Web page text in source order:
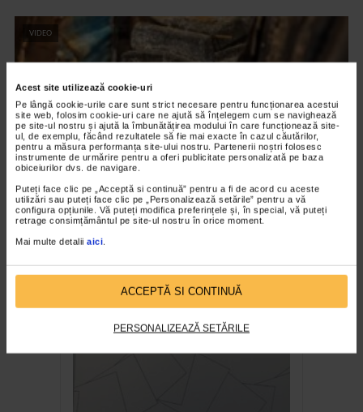
Acest site utilizează cookie-uri
Pe lângă cookie-urile care sunt strict necesare pentru funcționarea acestui
site web, folosim cookie-uri care ne ajută să înțelegem cum se navighează
pe site-ul nostru și ajută la îmbunătățirea modului în care funcționează site-
ul, de exemplu, făcând rezultatele să fie mai exacte în cazul căutărilor,
pentru a măsura performanța site-ului nostru. Partenerii noștri folosesc
instrumente de urmărire pentru a oferi publicitate personalizată pe baza
obiceiurilor dvs. de navigare.
Puteți face clic pe „Acceptă si continuă” pentru a fi de acord cu aceste
utilizări sau puteți face clic pe „Personalizează setările” pentru a vă
configura opțiunile. Vă puteți modifica preferințele și, în special, vă puteți
retrage consimțământul pe site-ul nostru în orice moment.
Mai multe detalii aici
ACCEPTĂ SI CONTINUĂ
PERSONALIZEAZĂ SETĂRILE
VIDEO
CLIPA DE ARTA
ARTS and ARTISTS. Anca Coller – “Cenușa
Memorie”
RECOMANDĂRI